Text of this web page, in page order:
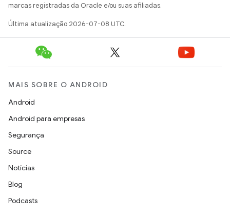
marcas registradas da Oracle e/ou suas afiliadas.
Última atualização 2026-07-08 UTC.
MAIS SOBRE O ANDROID
Android
Android para empresas
Segurança
Source
Notícias
Blog
Podcasts